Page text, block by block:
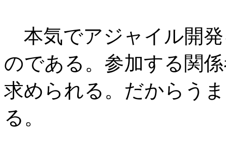
本気でアジャイル開
のである。参加する関
求められる。だからう
る。